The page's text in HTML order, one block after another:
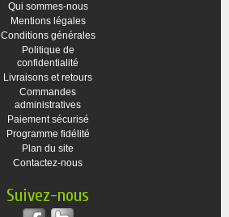
Qui sommes-nous
Mentions légales
Conditions générales
Politique de
confidentialité
Livraisons et retours
Commandes
administratives
Paiement sécurisé
Programme fidélité
Plan du site
Contactez-nous
Suivez-nous